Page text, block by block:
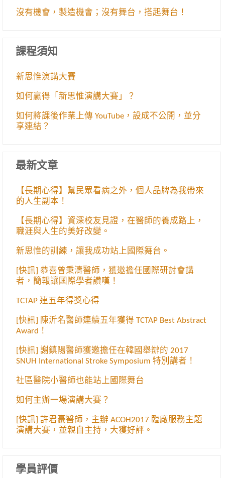
沒有機會，製造機會；沒有舞台，搭起舞台！
課程須知
新思惟演講大賽
如何贏得「新思惟演講大賽」？
如何將課後作業上傳 YouTube，設成不公開，並分
享連結？
最新文章
【長期心得】幫民眾看病之外，個人品牌為我帶來
的人生副本！
【長期心得】資深校友見證，在醫師的養成路上，
職涯與人生的美好改變。
新思惟的訓練，讓我成功站上國際舞台。
[快訊] 恭喜曾秉濤醫師，獲邀擔任國際研討會講
者，簡報讓國際學者讚嘆！
TCTAP 連五年得獎心得
[快訊] 陳沂名醫師連續五年獲得 TCTAP Best Abstract
Award！
[快訊] 謝鎮陽醫師獲邀擔任在韓國舉辦的 2017
SNUH International Stroke Symposium 特別講者！
社區醫院小醫師也能站上國際舞台
如何主辦一場演講大賽？
[快訊] 許君豪醫師，主辦 ACOH2017 臨廠服務主題
演講大賽，並親自主持，大獲好評。
學員評價